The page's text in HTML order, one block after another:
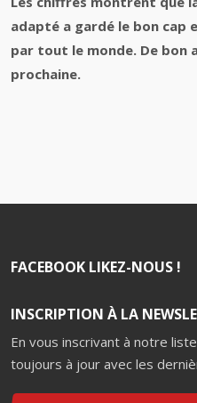
adapté a gardé le bon
par tout le monde. De bon
prochaine.
FACEBOOK LIKEZ-NOUS !
INSCRIPTION À LA
En vous inscrivant à notre
toujours à jour avec les